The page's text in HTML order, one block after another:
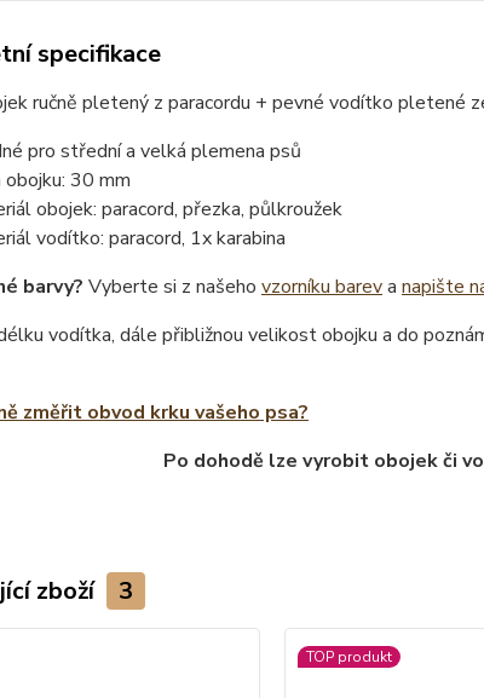
specifikace
ručně pletený z paracordu + pevné vodítko pletené
pro střední a velká plemena psů
obojku: 30 mm
obojek: paracord, přezka, půlkroužek
vodítko: paracord, 1x karabina
barvy? Vyberte si z našeho vzorníku bareva napište
vodítka, dále přibližnou velikost obojku a do
změřit obvod krku vašeho psa?
Po dohodě lze vyrobit obojek či
zboží 3
TOP produkt